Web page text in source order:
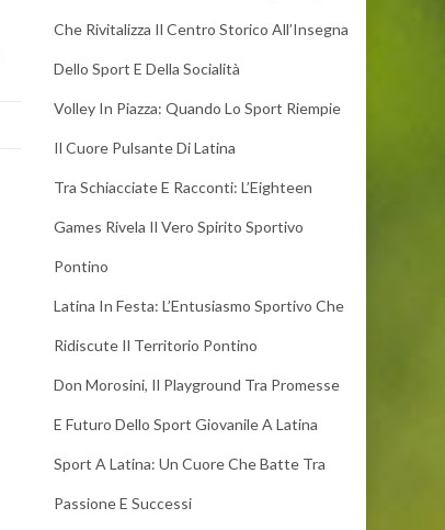
Che Rivitalizza Il Centro Storico All’Insegna
Dello Sport E Della Socialità
Volley In Piazza: Quando Lo Sport Riempie
Il Cuore Pulsante Di Latina
Tra Schiacciate E Racconti: L’Eighteen
Games Rivela Il Vero Spirito Sportivo
Pontino
Latina In Festa: L’Entusiasmo Sportivo Che
Ridiscute Il Territorio Pontino
Don Morosini, Il Playground Tra Promesse
E Futuro Dello Sport Giovanile A Latina
Sport A Latina: Un Cuore Che Batte Tra
Passione E Successi